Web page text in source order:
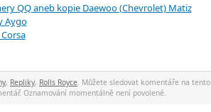
QQ aneb kopie Daewoo (Chevrolet) Matiz
Aygo
, Repliky, Rolls Royce. Můžete sledovat komentáře na tento
Oznamování momentálně není povolené.